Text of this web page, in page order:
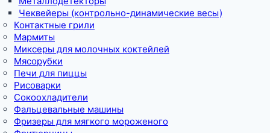
Чеквейеры (контрольно-динамические весы)
Контактные грили
Мармиты
Миксеры для молочных коктейлей
Мясорубки
Печи для пиццы
Рисоварки
Сокоохладители
Фальцевальные машины
Фризеры для мягкого мороженого